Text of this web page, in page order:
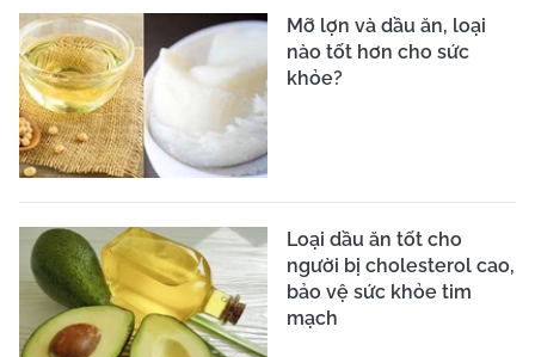
Mỡ lợn và dầu ăn, loại
nào tốt hơn cho sức
khỏe?
Loại dầu ăn tốt cho
người bị cholesterol cao,
bảo vệ sức khỏe tim
mạch